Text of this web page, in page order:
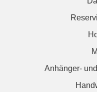
Anhänger-